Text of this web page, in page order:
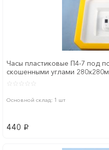
Часы пластиковые П4-7 под
скошенными углами
Основной склад: 1 шт
440 p